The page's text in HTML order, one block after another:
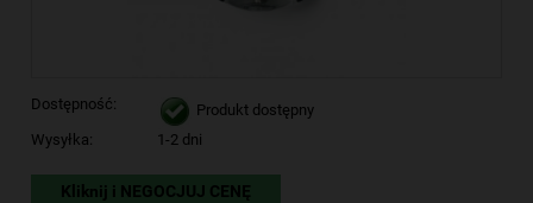
Dostępność:
Produkt dostępny
Wysyłka:
1-2 dni
Kliknij i NEGOCJUJ CENĘ